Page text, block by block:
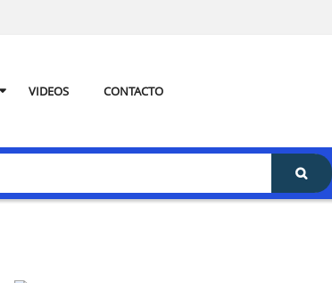
VIDEOS CONTACTO